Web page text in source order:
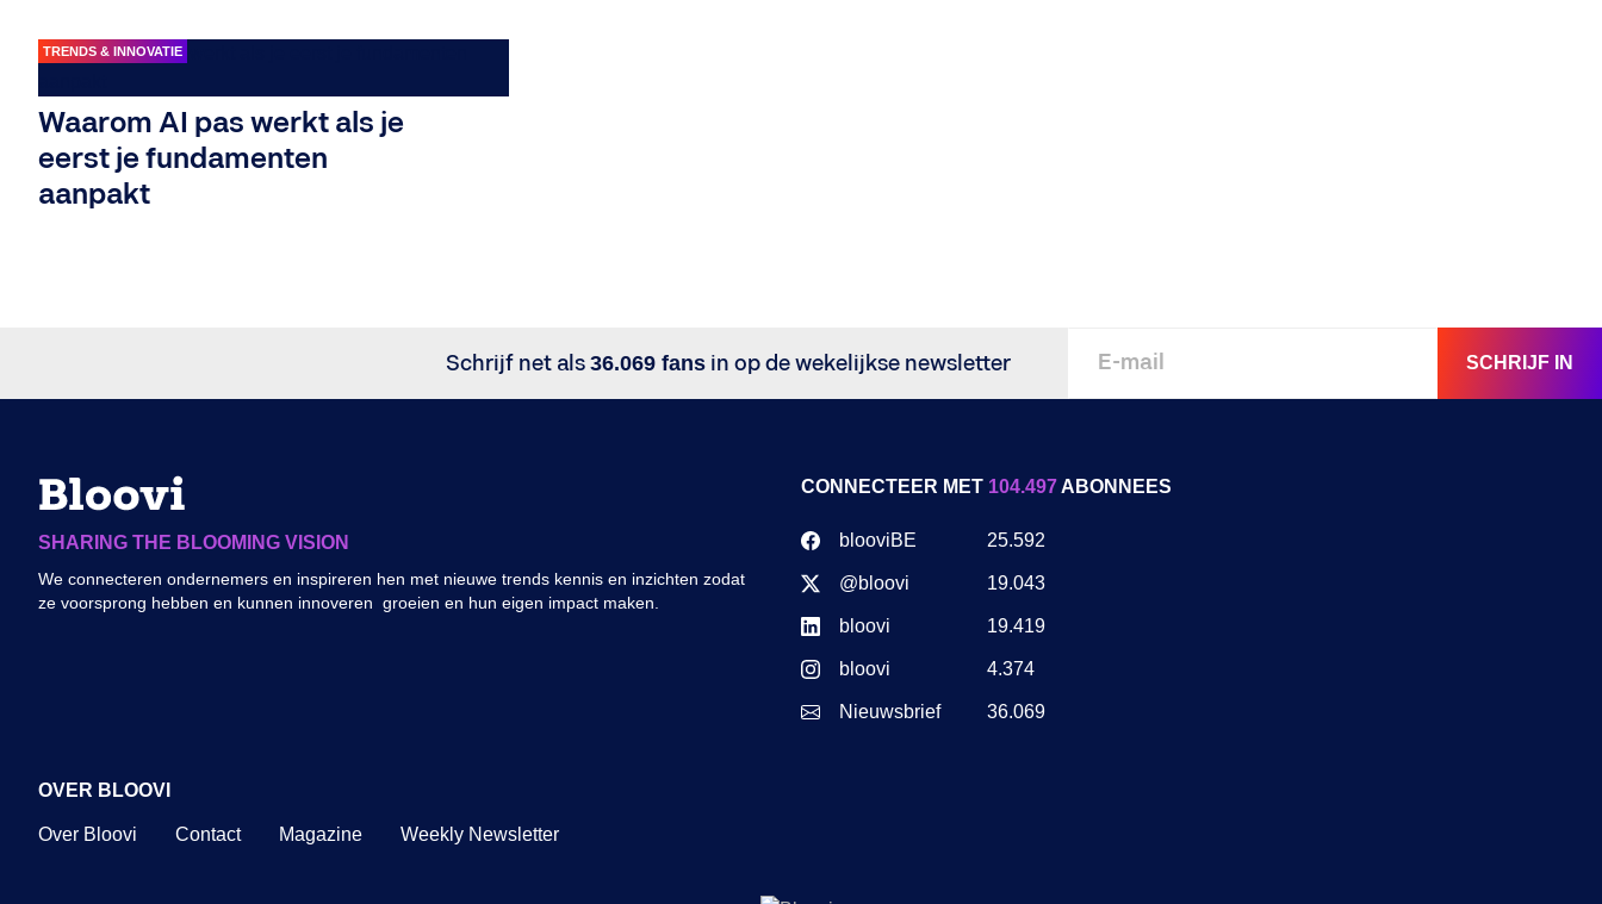
TRENDS & INNOVATIE
Waarom AI pas werkt als je
eerst je fundamenten
aanpakt
Schrijf net als 36.069 fans in op de wekelijkse newsletter SCHRIJF IN
SHARING THE BLOOMING VISION
We connecteren ondernemers en inspireren hen met nieuwe trends kennis en inzichten zodat
ze voorsprong hebben en kunnen innoveren groeien en hun eigen impact maken.
CONNECTEER MET 104.497ABONNEES
blooviBE 25.592
@bloovi 19.043
bloovi 19.419
bloovi 4.374
Nieuwsbrief 36.069
OVER BLOOVI
Over Bloovi Contact Magazine Weekly Newsletter